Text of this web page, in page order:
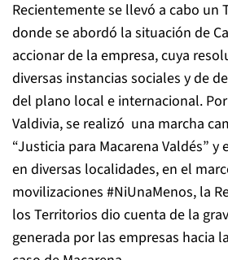
Recientemente se llevó a cabo un
donde se abordó la situación de
accionar de la empresa, cuya
diversas instancias sociales y de
del plano local e internacional.
Valdivia, se realizó una marcha
“Justicia para Macarena Valdés” y
en diversas localidades, en el
movilizaciones #NiUnaMenos, la
los Territorios dio cuenta de la
generada por las empresas hacia